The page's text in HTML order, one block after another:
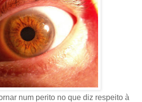
num perito no que diz respeito à